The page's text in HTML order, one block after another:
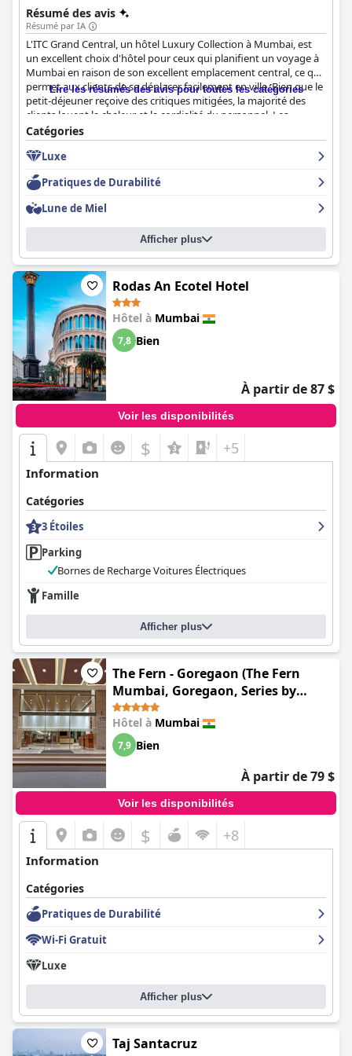
Résumé des avis
Résumé par IA
L'ITC Grand Central, un hôtel Luxury Collection à Mumbai, est
un excellent choix d'hôtel pour ceux qui planifient un voyage à
Mumbai en raison de son excellent emplacement central, ce qui
permet aux clients de se déplacer facilement en ville. Bien que le
petit-déjeuner reçoive des critiques mitigées, la majorité des
clients louent la chaleur et la cordialité du personnel. Les
chambres sont confortables, spacieuses et propres, avec de
belles vues et des intérieurs haut de gamme. Les clients
apprécient également les normes de propreté exceptionnelles
de l'hôtel. Le personnel offre un service exceptionnel, étant
amical, attentif et toujours prêt à aider. Malgré quelques
inconvénients mineurs, les clients recommandent vivement
l'hôtel comme une expérience cinq étoiles exceptionnelle
offrant une véritable ambiance de luxe et un excellent rapport
Lire les résumés des avis pour toutes les catégories
Catégories
Luxe
Pratiques de Durabilité
Lune de Miel
Afficher plus
Rodas An Ecotel Hotel
Hôtel à Mumbai
7,8 Bien
À partir de 87 $
Voir les disponibilités
$ +5
Information
Catégories
3 Étoiles
Parking
Bornes de Recharge Voitures Électriques
Famille
Afficher plus
The Fern - Goregaon (The Fern
Mumbai, Goregaon, Series by
Marriott)
Hôtel à Mumbai
7,9 Bien
À partir de 79 $
Voir les disponibilités
$ +8
Information
Catégories
Pratiques de Durabilité
Wi-Fi Gratuit
Luxe
Afficher plus
Taj Santacruz